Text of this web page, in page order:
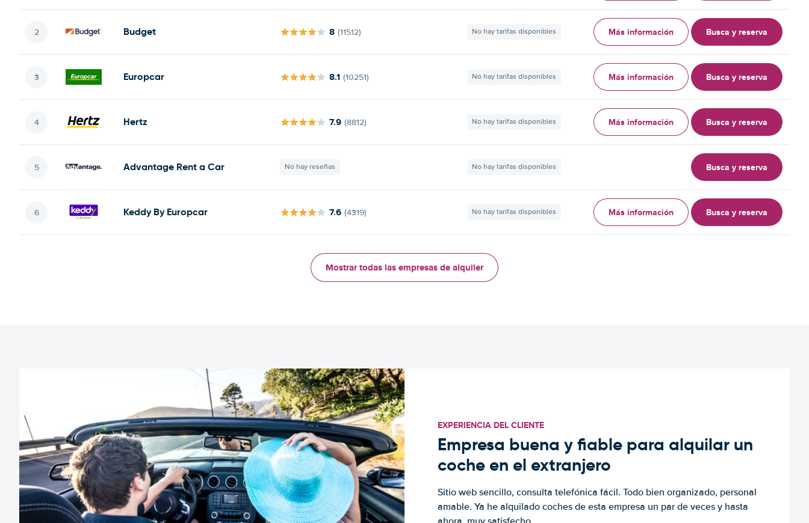
Budget 8 (11512) No hay tarifas disponibles Más información Busca y reserva
Europcar 8.1 (10251) No hay tarifas disponibles Más información Busca y reserva
Hertz 7.9 (8812) No hay tarifas disponibles Más información Busca y reserva
Advantage Rent a Car No hay reseñas No hay tarifas disponibles Busca y reserva
Keddy By Europcar 7.6 (4319) No hay tarifas disponibles Más información Busca y reserva
Mostrar todas las empresas de alquiler
EXPERIENCIA DEL CLIENTE
Empresa buena y fiable para alquilar un
coche en el extranjero
Sitio web sencillo, consulta telefónica fácil. Todo bien organizado, personal
amable. Ya he alquilado coches de esta empresa un par de veces y hasta